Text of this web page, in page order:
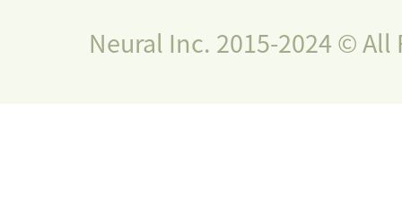
Neural Inc. 2015-2024 © All